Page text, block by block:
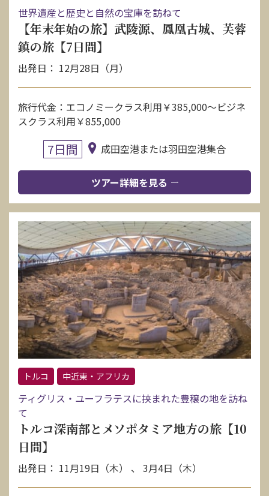
世界遺産と歴史と自然の宝庫を訪ねて
【年末年始の旅】武陵源、鳳凰古城、芙蓉
鎮の旅【7日間】
出発日： 12月28日（月）
旅行代金：エコノミークラス利用￥385,000～ビジネ
スクラス利用￥855,000
7日間 成田空港または羽田空港集合
ツアー詳細を見る
トルコ 中近東・アフリカ
ティグリス・ユーフラテスに挟まれた豊穣の地を訪ね
て
トルコ深南部とメソポタミア地方の旅【10
日間】
出発日： 11月19日（木） 、 3月4日（木）